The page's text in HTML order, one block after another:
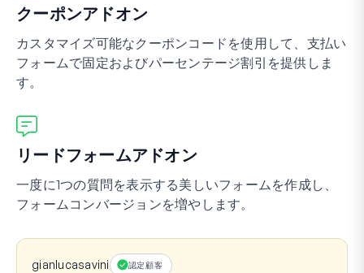
クーポンアドオン
カスタマイズ可能なクーポンコードを使用して、支払い
フォームで固定およびパーセンテージ割引を提供しま
す。
リードフォームアドオン
一度に1つの質問を表示する美しいフォームを作成し、
フォームコンバージョンを増やします。
gianlucasavini 認定顧客